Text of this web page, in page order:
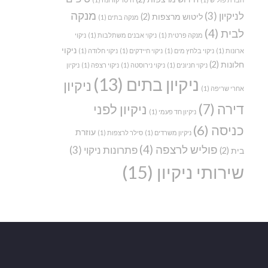
לניקיון (3) ליטוש מרצפות (2) מנקה בתים (1)
מנקה
לבית (4) מנקה פרטית (1) ניקוי אבנים משתלבות (1)
ניקוי
ארונות (1) ניקוי בלחץ מים (1) ניקוי חיידקים (1) ניקוי חלודה (1)
ניקוי
חלונות (2) ניקוי חניונים (1) ניקוי נירוסטה (1) ניקוי רצפה (1) ניקיון
אחרי שריפה (1) ניקיון בתים (13)
ניקיון
דירה (7) ניקיון חד פעמי (1)
ניקיון לפני
כניסה (6) ניקיון משרדים (1) סילר לרצפות (1)
עוזרת
בית (2) פוליש לרצפה (4) פתרונות ניקוי (3)
שירותי ניקיון (15)